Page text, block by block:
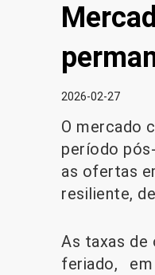
2026-02-27
O mercado
período
as ofertas
resiliente,
As taxas de
feriado,